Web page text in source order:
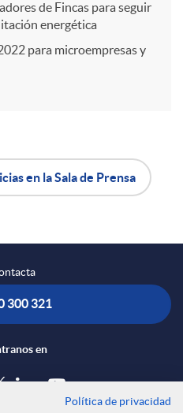
de Fincas para seguir
energética
para microempresas y
en la Sala de Prensa
300 321
en
Política de privacidad